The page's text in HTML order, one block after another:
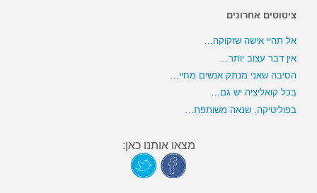
ציטוטים אחרונים
אל תהיי אישה שזקוקה…
אין דבר עצוב יותר…
הסיבה שאני מנתק אנשים מחיי…
בכל קואליציה יש גם…
בפוליטיקה, שנאה משותפת…
מצאו אותנו כאן: